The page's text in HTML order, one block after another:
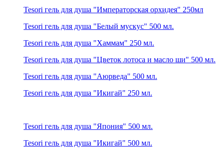
Tesori гель для душа "Императорская орхидея" 250мл
Tesori гель для душа "Белый мускус" 500 мл.
Tesori гель для душа "Хаммам" 250 мл.
Tesori гель для душа "Цветок лотоса и масло ши" 500 мл.
Tesori гель для душа "Аюрведа" 500 мл.
Tesori гель для душа "Икигай" 250 мл.
Tesori гель для душа "Япония" 500 мл.
Tesori гель для душа "Икигай" 500 мл.